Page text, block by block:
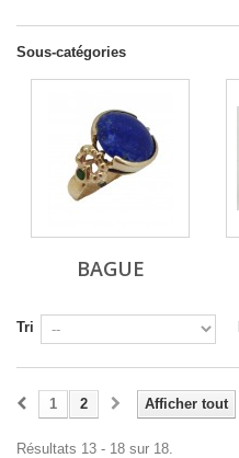
Sous-catégories
BAGUE
Tri
Afficher tout
1 2
Résultats 13 - 18 sur 18.